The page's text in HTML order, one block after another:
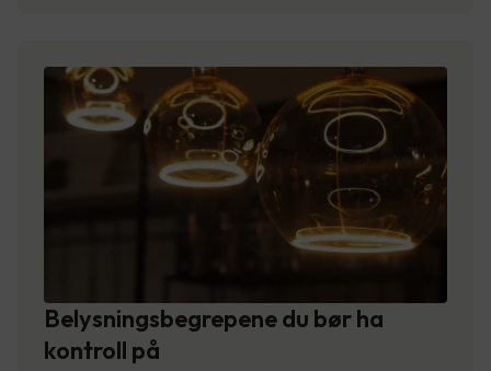
Belysningsbegrepene du bør ha
kontroll på